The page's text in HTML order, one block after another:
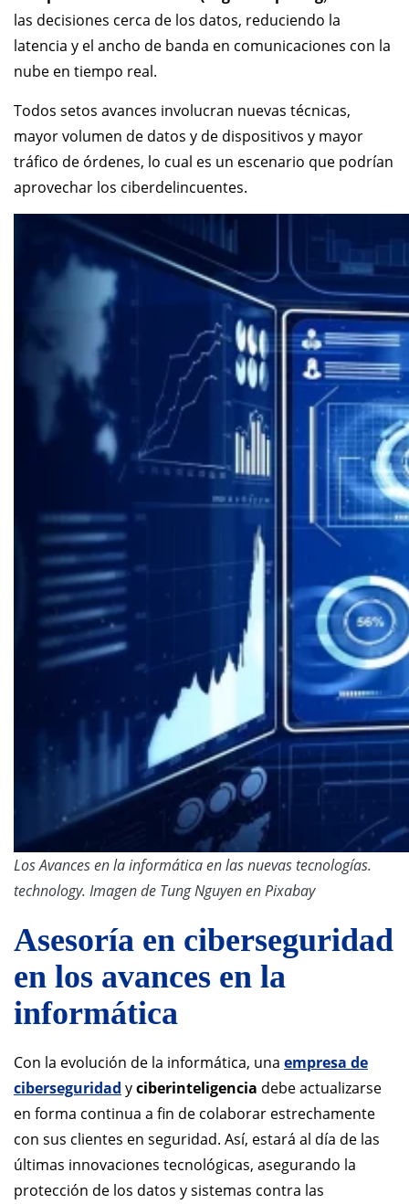
las decisiones cerca de los datos, reduciendo la
latencia y el ancho de banda en comunicaciones con la
nube en tiempo real.
Todos setos avances involucran nuevas técnicas,
mayor volumen de datos y de dispositivos y mayor
tráfico de órdenes, lo cual es un escenario que podrían
aprovechar los ciberdelincuentes.
Los Avances en la informática en las nuevas tecnologías.
technology. Imagen de Tung Nguyen en Pixabay
Asesoría en ciberseguridad
en los avances en la
informática
Con la evolución de la informática, una empresa de
ciberseguridad yciberinteligencia debe actualizarse
en forma continua a fin de colaborar estrechamente
con sus clientes en seguridad. Así, estará al día de las
últimas innovaciones tecnológicas, asegurando la
protección de los datos y sistemas contra las